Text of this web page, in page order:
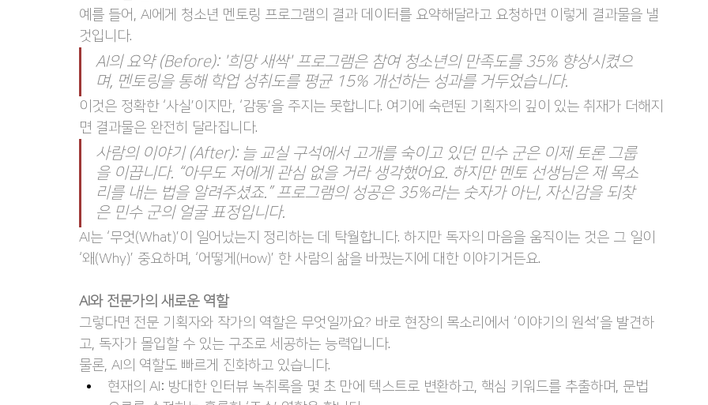
예를 들어, AI에게 청소년 멘토링 프로그램의 결과 데이터를 요약해달라고 요청하면 이렇게 결과물을 낼
것입니다.
AI의 요약 (Before): '희망 새싹' 프로그램은 참여 청소년의 만족도를 35% 향상시켰으
며, 멘토링을 통해 학업 성취도를 평균 15% 개선하는 성과를 거두었습니다.​
이것은 정확한 ‘사실’이지만, ‘감동’을 주지는 못합니다. 여기에 숙련된 기획자의 깊이 있는 취재가 더해지
면 결과물은 완전히 달라집니다.
사람의 이야기 (After): 늘 교실 구석에서 고개를 숙이고 있던 민수 군은 이제 토론 그룹
을 이끕니다. “아무도 저에게 관심 없을 거라 생각했어요. 하지만 멘토 선생님은 제 목소
리를 내는 법을 알려주셨죠.” 프로그램의 성공은 35%라는 숫자가 아닌, 자신감을 되찾
은 민수 군의 얼굴 표정입니다.
AI는 ‘무엇(What)’이 일어났는지 정리하는 데 탁월합니다. 하지만 독자의 마음을 움직이는 것은 그 일이
‘왜(Why)’ 중요하며, ‘어떻게(How)’ 한 사람의 삶을 바꿨는지에 대한 이야기거든요.
AI와 전문가의 새로운 역할
그렇다면 전문 기획자와 작가의 역할은 무엇일까요? 바로 현장의 목소리에서 ‘이야기의 원석’을 발견하
고, 독자가 몰입할 수 있는 구조로 세공하는 능력입니다.
물론, AI의 역할도 빠르게 진화하고 있습니다.
현재의 AI: 방대한 인터뷰 녹취록을 몇 초 만에 텍스트로 변환하고, 핵심 키워드를 추출하며, 문법